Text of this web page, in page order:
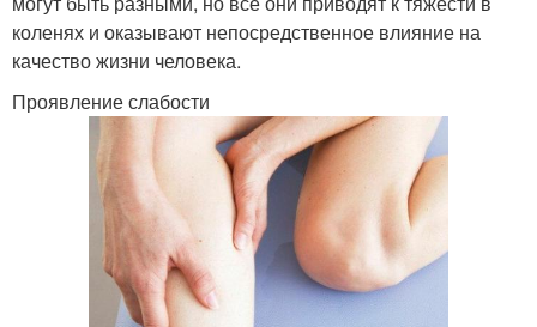
коленях и оказывают непосредственное влияние на
качество жизни человека.
Проявление слабости